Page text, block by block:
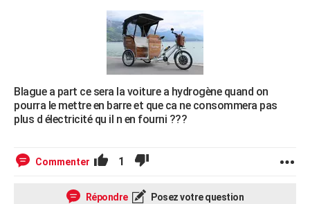
S'inscrire
Se connecter
Lycées
Collèges
Primaires
Universités
Entreprises
Service militaire
Avis de recherche
AVIS DE DÉCÈS
Bricolage
Lifestyle
Culture
Sport
Auto
Television
Voyage
Cinema
Blague a part ce sera la voiture a hydrogène quand on
pourra le mettre en barre et que ca ne consommera pas
plus d électricité qu il n en fourni ???
Commenter 1
Répondre Posez votre question